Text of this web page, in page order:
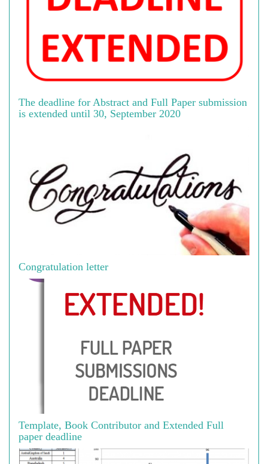
The deadline for Abstract and Full Paper submission
is extended until 30, September 2020
Congratulation letter
Template, Book Contributor and Extended Full
paper deadline